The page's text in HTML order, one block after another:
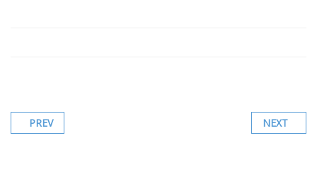
PREV NEXT